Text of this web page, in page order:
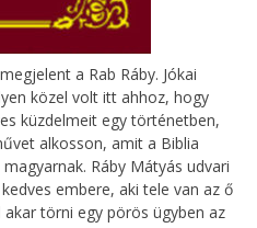
a Rab Ráby. Jókai
közel volt itt ahhoz, hogy
küzdelmeit egy történetben,
alkosson, amit a Biblia
Ráby Mátyás udvari
embere, aki tele van az ő
törni egy pörös ügyben az